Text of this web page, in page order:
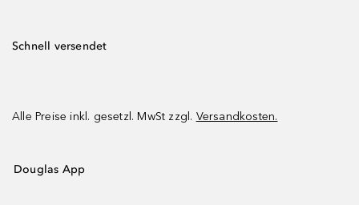
Schnell versendet
Alle Preise inkl. gesetzl. MwSt zzgl. Versandkosten.
Douglas App